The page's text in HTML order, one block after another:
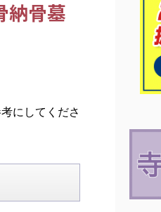
納骨墓
にしてくださ